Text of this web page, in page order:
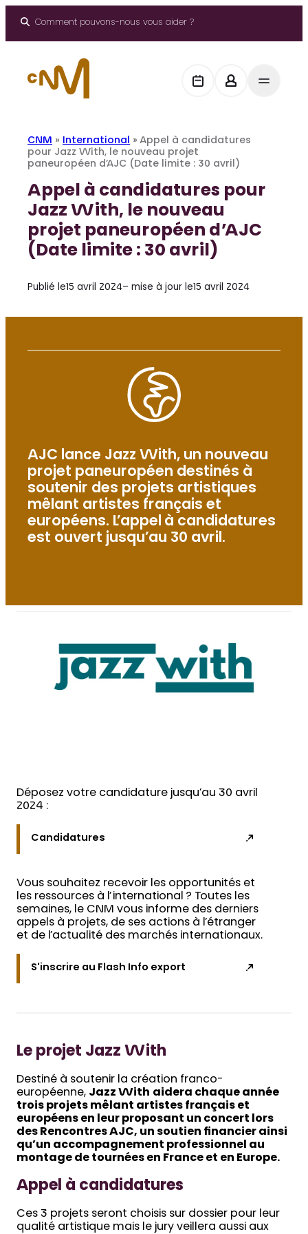
Comment pouvons-nous vous aider ?
CNM » International » Appel à candidatures
pour Jazz With, le nouveau projet
paneuropéen d’AJC (Date limite : 30 avril)
Appel à candidatures pour
Jazz With, le nouveau
projet paneuropéen d’AJC
(Date limite : 30 avril)
Publié le15 avril 2024– mise à jour le15 avril 2024
AJC lance Jazz With, un nouveau
projet paneuropéen destinés à
soutenir des projets artistiques
mêlant artistes français et
européens. L’appel à candidatures
est ouvert jusqu’au 30 avril.
Déposez votre candidature jusqu’au 30 avril
2024 :
Candidatures
Vous souhaitez recevoir les opportunités et
les ressources à l’international ? Toutes les
semaines, le CNM vous informe des derniers
appels à projets, de ses actions à l’étranger
et de l’actualité des marchés internationaux.
S'inscrire au Flash Info export
Le projet Jazz With
Destiné à soutenir la création franco-
européenne, Jazz With aidera chaque année
trois projets mêlant artistes français et
européens en leur proposant un concert lors
des Rencontres AJC, un soutien financier ainsi
qu’un accompagnement professionnel au
montage de tournées en France et en Europe.
Appel à candidatures
Ces 3 projets seront choisis sur dossier pour leur
qualité artistique mais le jury veillera aussi aux